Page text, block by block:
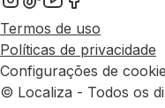
Termos de uso
Políticas de privacidade
Configurações de
© Localiza - Todos os